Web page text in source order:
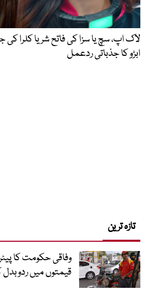
لاک اپ، سچ یا سزا کی فاتح شریا کلرا
ابڑو کا جذباتی ردعمل
تازہ ترین
وفاقی حکومت کا
قیمتوں میں ردوبدل